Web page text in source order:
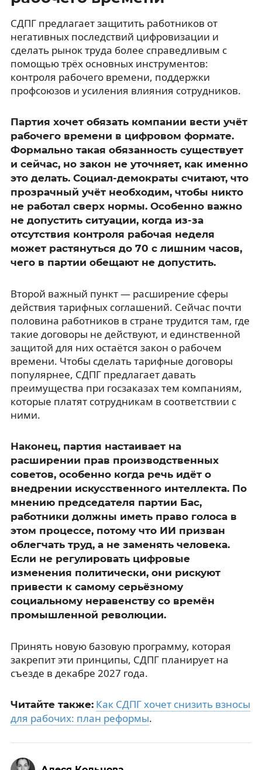
СДПГ предлагает защитить работников от
негативных последствий цифровизации и
сделать рынок труда более справедливым с
помощью трёх основных инструментов:
контроля рабочего времени, поддержки
профсоюзов и усиления влияния сотрудников.
Партия хочет обязать компании вести учёт
рабочего времени в цифровом формате.
Формально такая обязанность существует
и сейчас, но закон не уточняет, как именно
это делать. Социал-демократы считают, что
прозрачный учёт необходим, чтобы никто
не работал сверх нормы. Особенно важно
не допустить ситуации, когда из-за
отсутствия контроля рабочая неделя
может растянуться до 70 с лишним часов,
чего в партии обещают не допустить.
Второй важный пункт — расширение сферы
действия тарифных соглашений. Сейчас почти
половина работников в стране трудится там, где
такие договоры не действуют, и единственной
защитой для них остаётся закон о рабочем
времени. Чтобы сделать тарифные договоры
популярнее, СДПГ предлагает давать
преимущества при госзаказах тем компаниям,
которые платят сотрудникам в соответствии с
ними.
Наконец, партия настаивает на
расширении прав производственных
советов, особенно когда речь идёт о
внедрении искусственного интеллекта. По
мнению председателя партии Бас,
работники должны иметь право голоса в
этом процессе, потому что ИИ призван
облегчать труд, а не заменять человека.
Если не регулировать цифровые
изменения политически, они рискуют
привести к самому серьёзному
социальному неравенству со времён
промышленной революции.
Принять новую базовую программу, которая
закрепит эти принципы, СДПГ планирует на
съезде в декабре 2027 года.
Читайте также: Как СДПГ хочет снизить взносы
для рабочих: план реформы.